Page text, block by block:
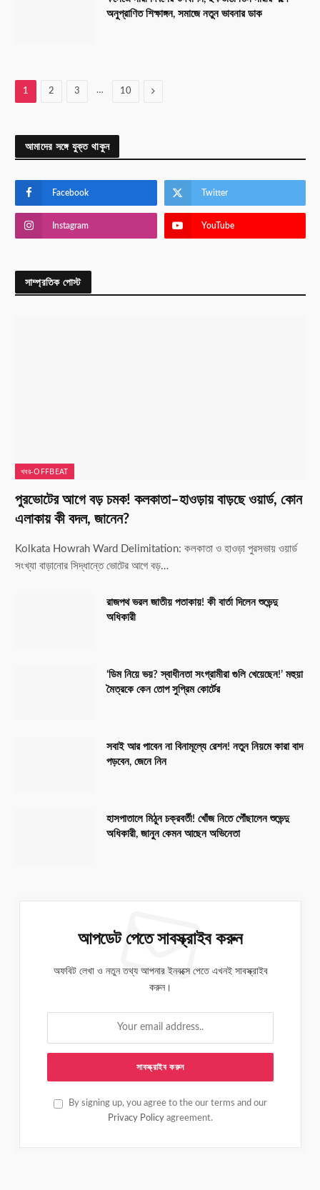
অনুপ্রাণিত শিক্ষাঙ্গন, সমাজে নতুন ভাবনার ডাক
1 2 3 … 10 Next
আমাদের সঙ্গে যুক্ত থাকুন
Facebook Twitter
Instagram YouTube
সাম্প্রতিক পোস্ট
খবর-OFFBEAT
পুরভোটের আগে বড় চমক! কলকাতা–হাওড়ায় বাড়ছে ওয়ার্ড, কোন
এলাকায় কী বদল, জানেন?
Kolkata Howrah Ward Delimitation: কলকাতা ও হাওড়া পুরসভায় ওয়ার্ড
সংখ্যা বাড়ানোর সিদ্ধান্তে ভোটের আগে বড়…
রাজপথ ভরল জাতীয় পতাকায়! কী বার্তা দিলেন শুভেন্দু
অধিকারী
‘ডিম নিয়ে ভয়? স্বাধীনতা সংগ্রামীরা গুলি খেয়েছেন!’ মহুয়া
মৈত্রকে কেন তোপ সুপ্রিম কোর্টের
সবাই আর পাবেন না বিনামূল্যে রেশন! নতুন নিয়মে কারা বাদ
পড়বেন, জেনে নিন
হাসপাতালে মিঠুন চক্রবর্তী! খোঁজ নিতে পৌঁছালেন শুভেন্দু
অধিকারী, জানুন কেমন আছেন অভিনেতা
আপডেট পেতে সাবস্ক্রাইব করুন
অফবিট লেখা ও নতুন তথ্য আপনার ইনবক্সে পেতে এখনই সাবস্ক্রাইব
করুন।
By signing up, you agree to the our terms and our
Privacy Policy agreement.